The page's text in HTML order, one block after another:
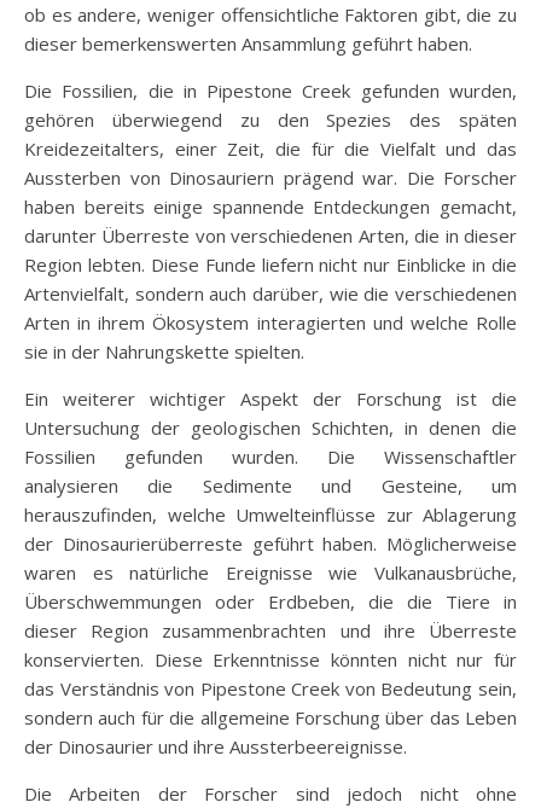
ob es andere, weniger offensichtliche Faktoren gibt, die zu
dieser bemerkenswerten Ansammlung geführt haben.
Die Fossilien, die in Pipestone Creek gefunden wurden,
gehören überwiegend zu den Spezies des späten
Kreidezeitalters, einer Zeit, die für die Vielfalt und das
Aussterben von Dinosauriern prägend war. Die Forscher
haben bereits einige spannende Entdeckungen gemacht,
darunter Überreste von verschiedenen Arten, die in dieser
Region lebten. Diese Funde liefern nicht nur Einblicke in die
Artenvielfalt, sondern auch darüber, wie die verschiedenen
Arten in ihrem Ökosystem interagierten und welche Rolle
sie in der Nahrungskette spielten.
Ein weiterer wichtiger Aspekt der Forschung ist die
Untersuchung der geologischen Schichten, in denen die
Fossilien gefunden wurden. Die Wissenschaftler
analysieren die Sedimente und Gesteine, um
herauszufinden, welche Umwelteinflüsse zur Ablagerung
der Dinosaurierüberreste geführt haben. Möglicherweise
waren es natürliche Ereignisse wie Vulkanausbrüche,
Überschwemmungen oder Erdbeben, die die Tiere in
dieser Region zusammenbrachten und ihre Überreste
konservierten. Diese Erkenntnisse könnten nicht nur für
das Verständnis von Pipestone Creek von Bedeutung sein,
sondern auch für die allgemeine Forschung über das Leben
der Dinosaurier und ihre Aussterbeereignisse.
Die Arbeiten der Forscher sind jedoch nicht ohne